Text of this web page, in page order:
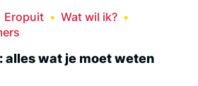
Eropuit
Wat wil ik?
alles wat je moet weten